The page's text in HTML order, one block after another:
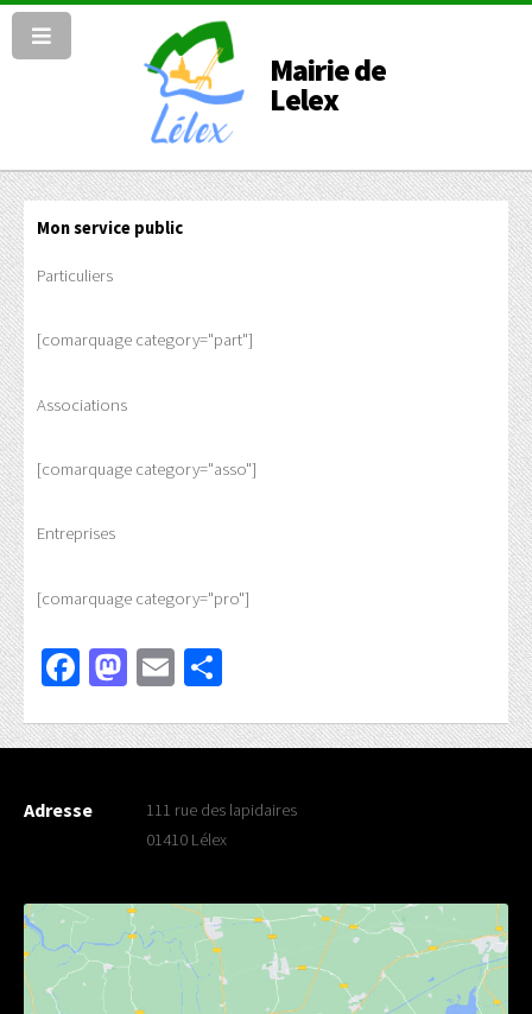
Mairie de
Lelex
Mon service public
Particuliers
[comarquage category="part"]
Associations
[comarquage category="asso"]
Entreprises
[comarquage category="pro"]
Facebook
Mastodon
Email
Adresse
111 rue des lapidaires
01410 Lélex